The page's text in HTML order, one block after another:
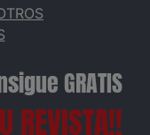
GRATIS
REVISTA!!